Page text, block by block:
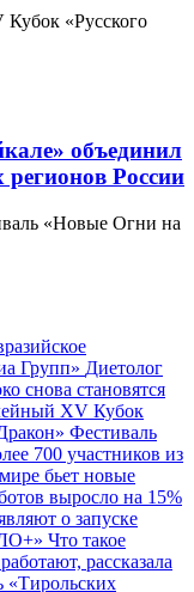
«Русского
объединил
регионов России
«Новые Огни на
Групп» Диетолог
снова становятся
XV Кубок
Фестиваль
700 участников из
бьет новые
выросло на 15%
о запуске
Что такое
рассказала
«Тирольских